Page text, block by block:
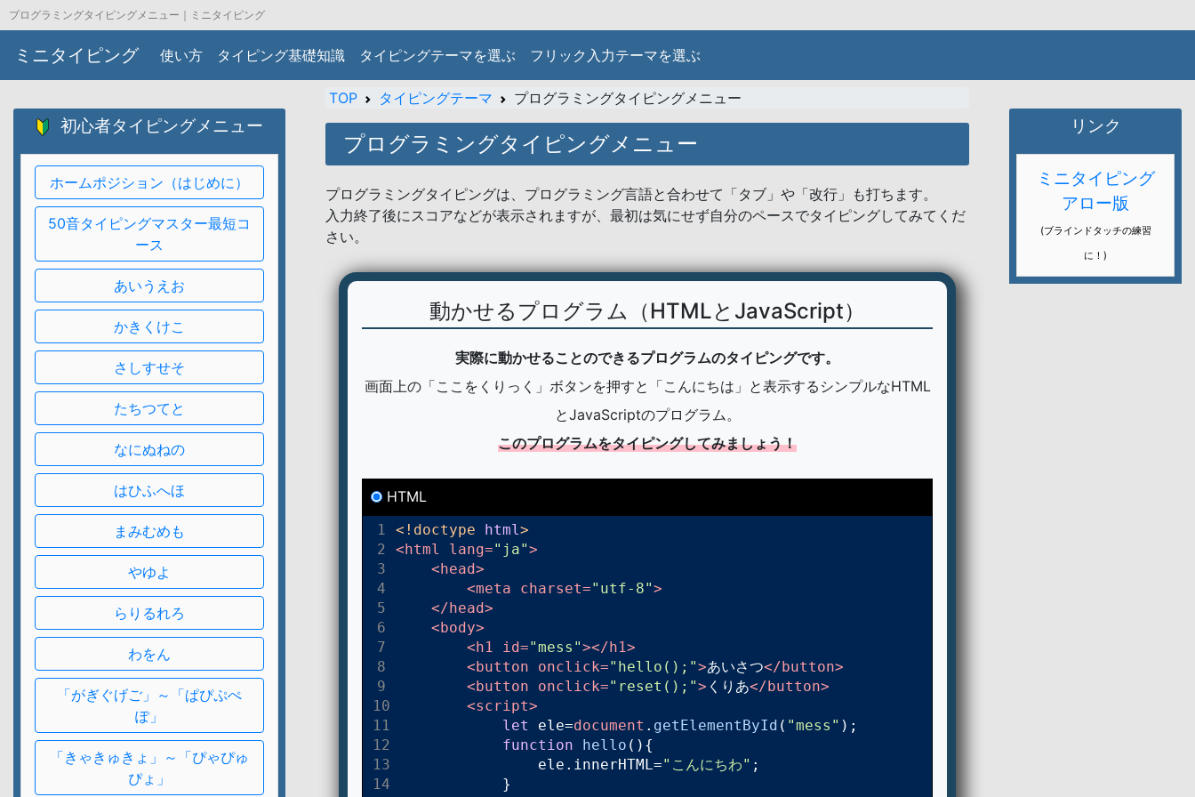
プログラミングタイピングメニュー｜ミニタイピング
ミニタイピング 使い方 タイピング基礎知識 タイピングテーマを選ぶ フリック入力テーマを選ぶ
初心者タイピングメニュー
ホームポジション（はじめに）
50音タイピングマスター最短コ
ース
あいうえお
かきくけこ
さしすせそ
たちつてと
なにぬねの
はひふへほ
まみむめも
やゆよ
らりるれろ
わをん
「がぎぐげご」～「ぱぴぷぺ
ぽ」
「きゃきゅきょ」～「ぴゃぴゅ
ぴょ」
TOP タイピングテーマ プログラミングタイピングメニュー
プログラミングタイピングメニュー
プログラミングタイピングは、プログラミング言語と合わせて「タブ」や「改行」も打ちます。
入力終了後にスコアなどが表示されますが、最初は気にせず自分のペースでタイピングしてみてくだ
さい。
動かせるプログラム（HTMLとJavaScript）
実際に動かせることのできるプログラムのタイピングです。
画面上の「ここをくりっく」ボタンを押すと「こんにちは」と表示するシンプルなHTML
とJavaScriptのプログラム。
このプログラムをタイピングしてみましょう！
リンク
ミニタイピング
アロー版
(ブラインドタッチの練習
に！)